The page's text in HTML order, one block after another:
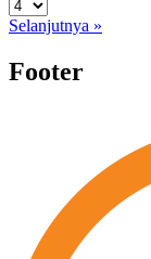
Selanjutnya »
Footer